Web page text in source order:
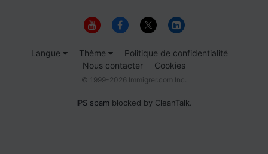
Langue Thème
Politique de confidentialité
Nous contacter
Cookies
© 1999-2026 Immigrer.com Inc.
IPS spam blocked by CleanTalk.